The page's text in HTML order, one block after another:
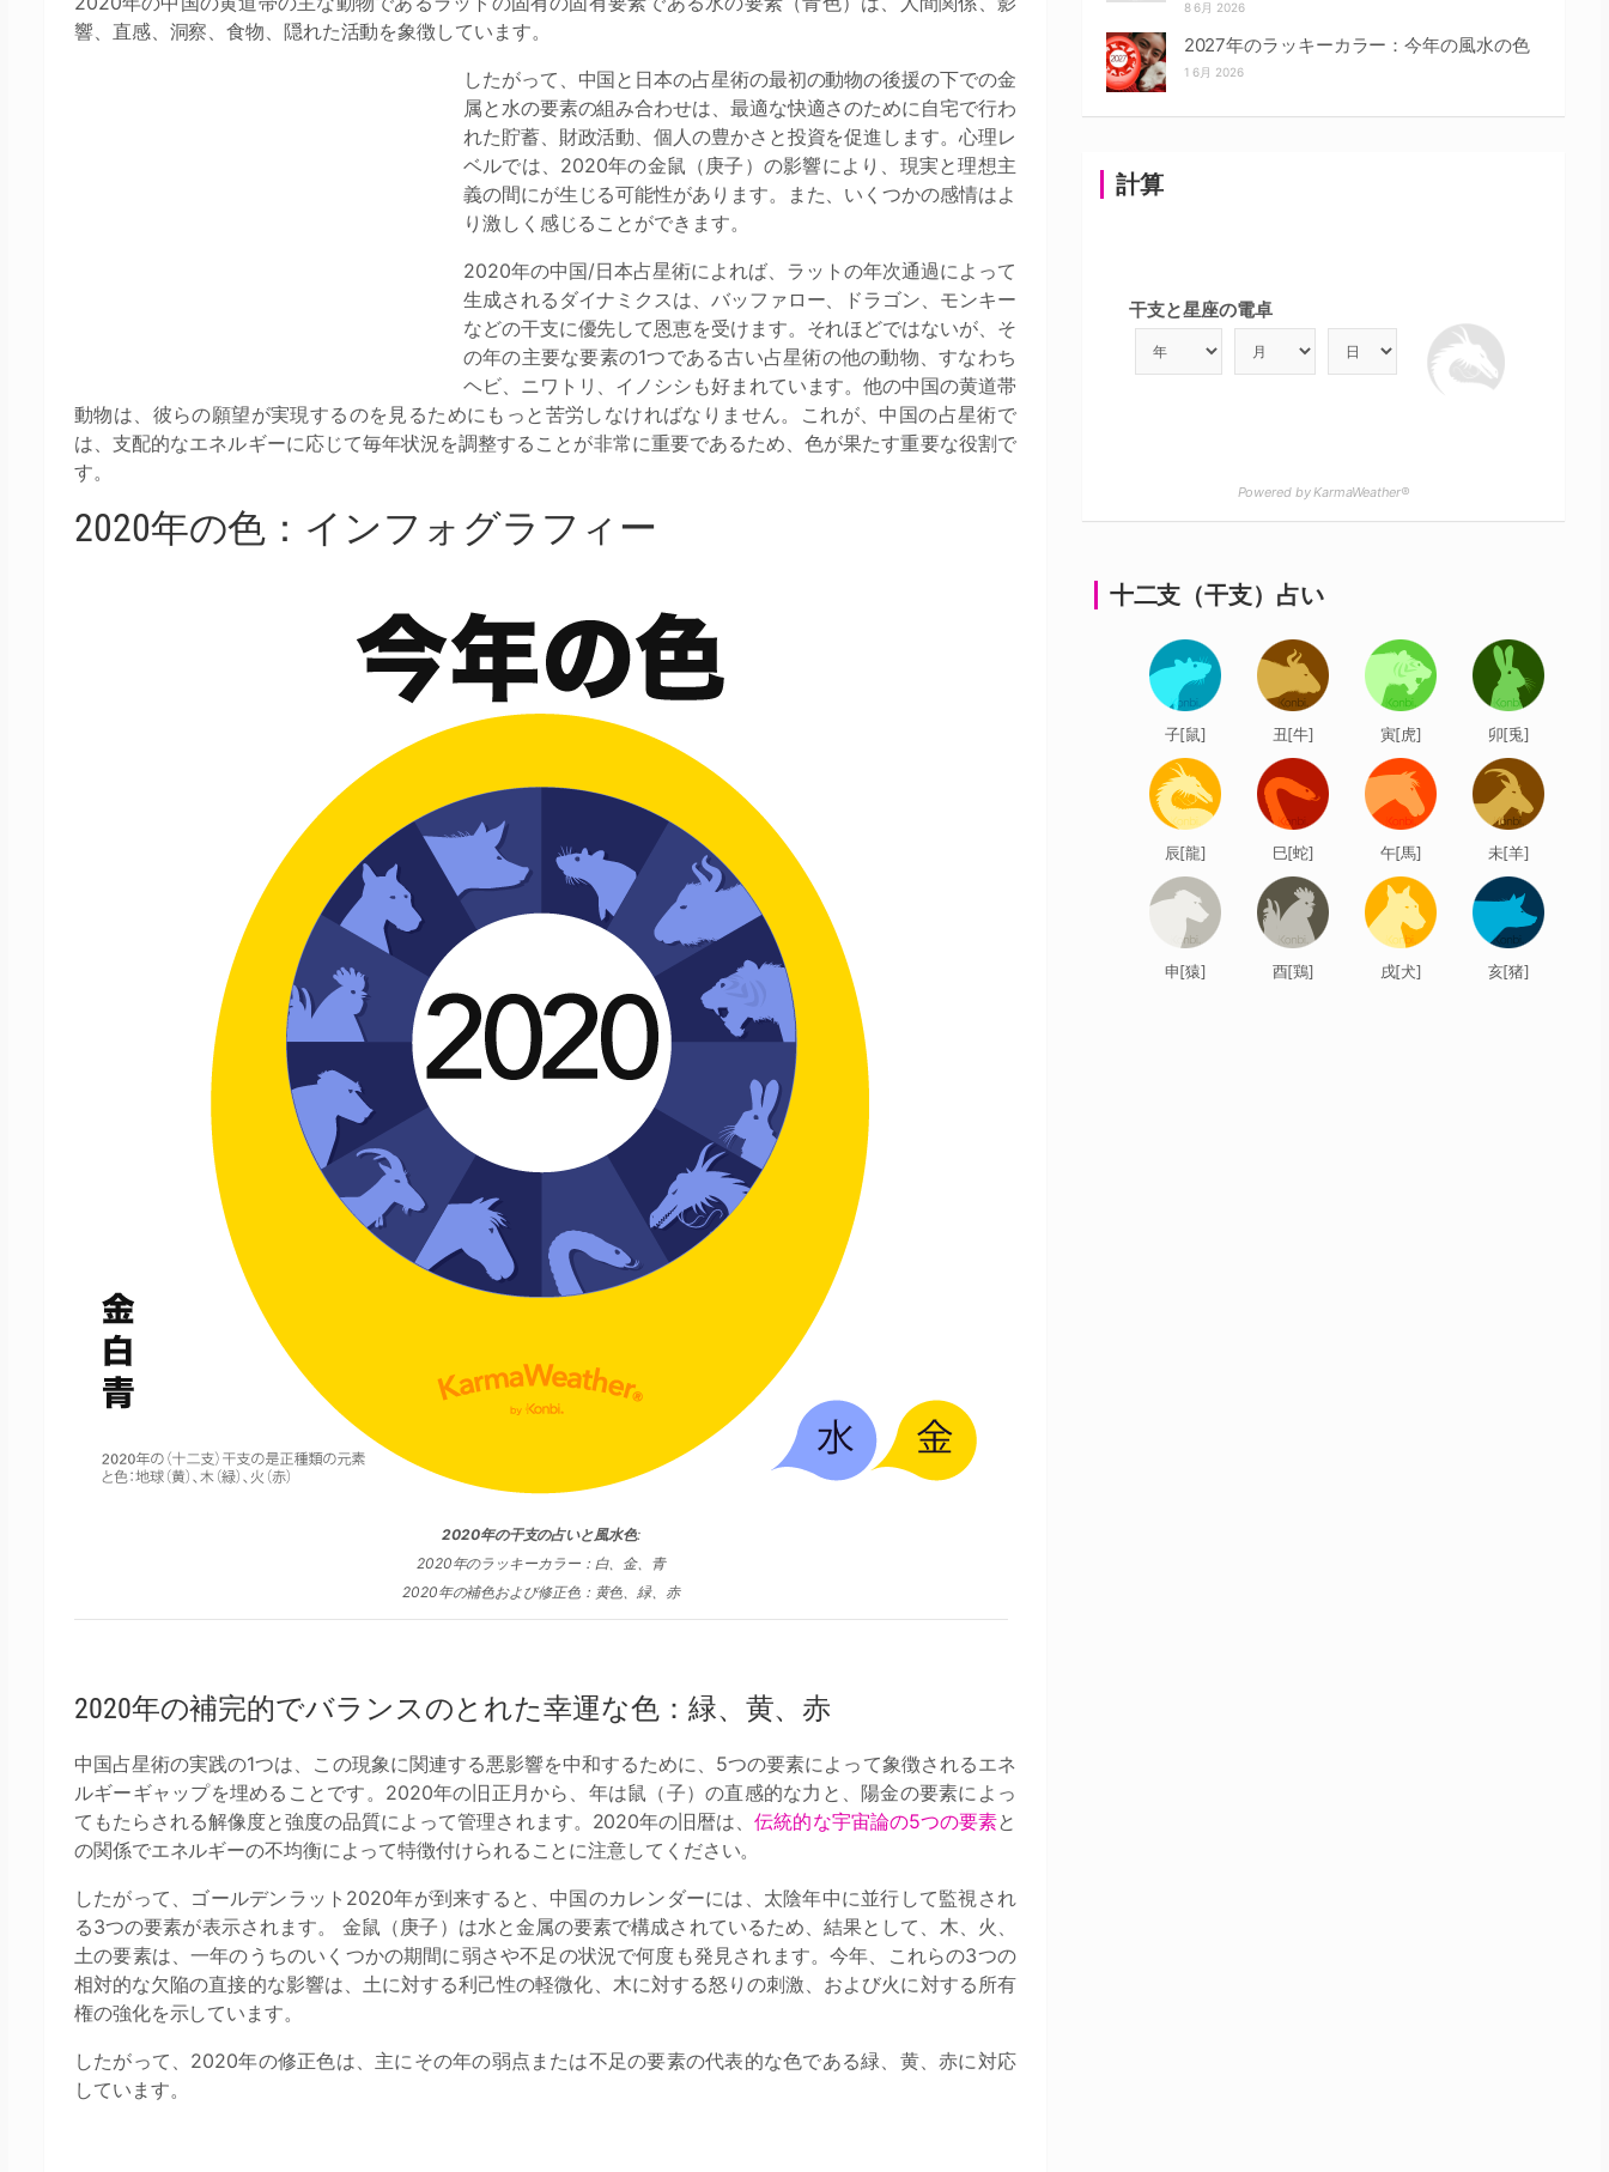
響、直感、洞察、食物、隠れた活動を象徴しています。
したがって、中国と日本の占星術の最初の動物の後援の下での金
属と水の要素の組み合わせは、最適な快適さのために自宅で行わ
れた貯蓄、財政活動、個人の豊かさと投資を促進します。心理レ
ベルでは、2020年の金鼠（庚子）の影響により、現実と理想主
義の間にが生じる可能性があります。また、いくつかの感情はよ
り激しく感じることができます。
2020年の中国/日本占星術によれば、ラットの年次通過によって
生成されるダイナミクスは、バッファロー、ドラゴン、モンキー
などの干支に優先して恩恵を受けます。それほどではないが、そ
の年の主要な要素の1つである古い占星術の他の動物、すなわち
ヘビ、ニワトリ、イノシシも好まれています。他の中国の黄道帯
動物は、彼らの願望が実現するのを見るためにもっと苦労しなければなりません。これが、中国の占星術で
は、支配的なエネルギーに応じて毎年状況を調整することが非常に重要であるため、色が果たす重要な役割で
す。
2020年の色：インフォグラフィー
2020年の干支の占いと風水色:
2020年のラッキーカラー：白、金、青
2020年の補色および修正色：黄色、緑、赤
2020年の補完的でバランスのとれた幸運な色：緑、黄、赤
中国占星術の実践の1つは、この現象に関連する悪影響を中和するために、5つの要素によって象徴されるエネ
ルギーギャップを埋めることです。2020年の旧正月から、年は鼠（子）の直感的な力と、陽金の要素によっ
てもたらされる解像度と強度の品質によって管理されます。2020年の旧暦は、伝統的な宇宙論の5つの要素と
の関係でエネルギーの不均衡によって特徴付けられることに注意してください。
したがって、ゴールデンラット2020年が到来すると、中国のカレンダーには、太陰年中に並行して監視され
る3つの要素が表示されます。 金鼠（庚子）は水と金属の要素で構成されているため、結果として、木、火、
土の要素は、一年のうちのいくつかの期間に弱さや不足の状況で何度も発見されます。今年、これらの3つの
相対的な欠陥の直接的な影響は、土に対する利己性の軽微化、木に対する怒りの刺激、および火に対する所有
権の強化を示しています。
したがって、2020年の修正色は、主にその年の弱点または不足の要素の代表的な色である緑、黄、赤に対応
しています。
8 6月 2026
2027年のラッキーカラー：今年の風水の色
1 6月 2026
計算
干支と星座の電卓
Powered by KarmaWeather®
十二支（干支）占い
子[鼠] 丑[牛] 寅[虎] 卯[兎]
辰[龍] 巳[蛇] 午[馬] 未[羊]
申[猿] 酉[鶏] 戌[犬] 亥[猪]